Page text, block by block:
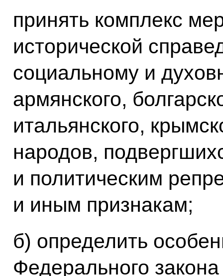
принять комплекс
исторической
социальному и
армянского,
итальянского,
народов,
и политическим
и иным признакам;
б) определить
Федерального